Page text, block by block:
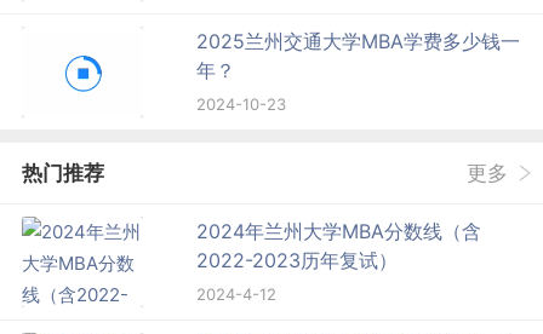
2025兰州交通大学MBA学费多少钱一
年？
2024-10-23
热门推荐 更多
2024年兰州大学MBA分数线（含
2022-2023历年复试）
2024-4-12